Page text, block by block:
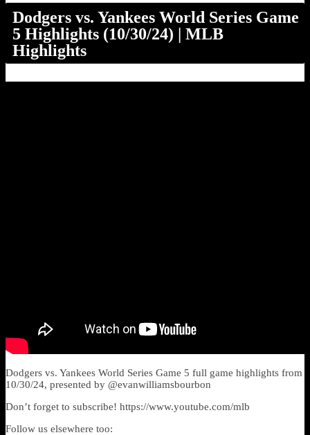
Dodgers vs. Yankees World Series Game
5 Highlights (10/30/24) | MLB
Highlights
Dodgers vs. Yankees World Series Game 5 full game highlights from
10/30/24, presented by @evanwilliamsbourbon
Don’t forget to subscribe! https://www.youtube.com/mlb
Follow us elsewhere too: